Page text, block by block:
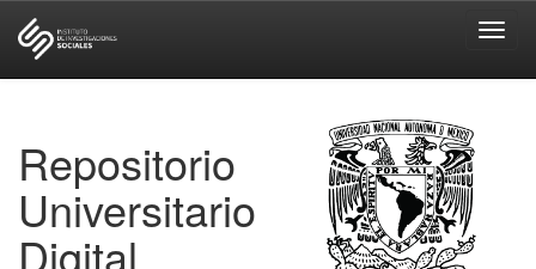
Repositorio
Universitario
Digital